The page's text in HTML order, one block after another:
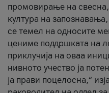
промовирање на
култура на
се темел на односите
цениме поддршката на
приклучија на оваа
нивното учество ја
ја прави поцелосна,“